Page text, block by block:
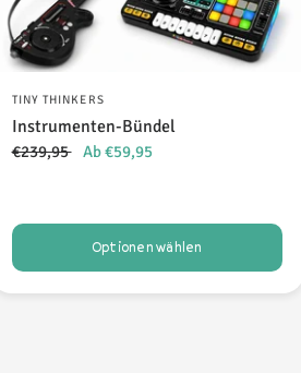
TINY THINKERS
Instrumenten-Bündel
€239,95 Ab €59,95
Optionen wählen